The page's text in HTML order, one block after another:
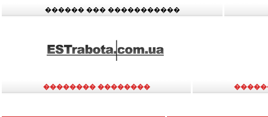
������ ��� �����������
�������� ��������